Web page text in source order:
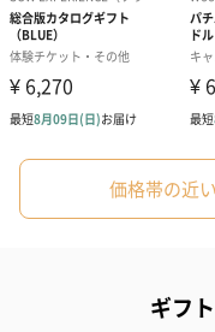
価格帯の近
ギフ